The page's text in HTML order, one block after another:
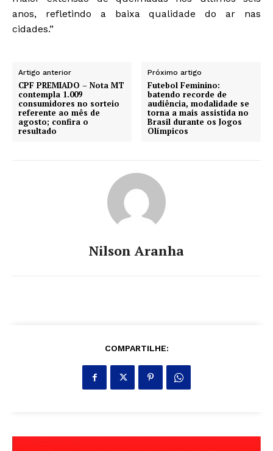
anos, refletindo a baixa qualidade do ar nas
cidades.”
Artigo anterior
CPF PREMIADO – Nota MT
contempla 1.009
consumidores no sorteio
referente ao mês de
agosto; confira o
resultado
Próximo artigo
Futebol Feminino:
batendo recorde de
audiência, modalidade se
torna a mais assistida no
Brasil durante os Jogos
Olímpicos
Nilson Aranha
COMPARTILHE: